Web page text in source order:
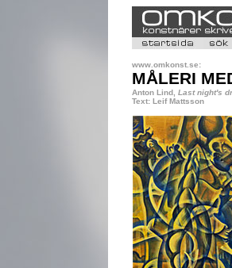
www.omkonst.se:
MÅLERI
Anton Lind, Last night's
Text: Leif Mattsson